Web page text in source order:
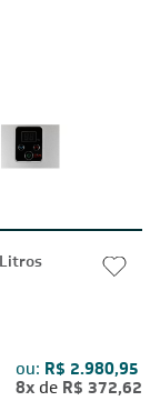
ou: R$ 2.980,95
8x de R$ 372,62